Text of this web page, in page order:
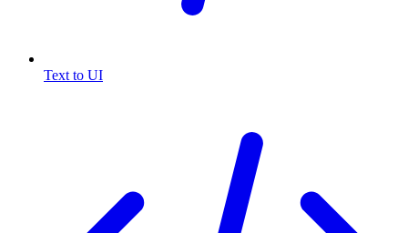
Text to UI